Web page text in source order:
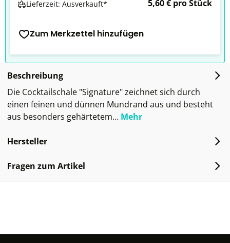
Lieferzeit: Ausverkauft*
5,60 € pro Stück
Zum Merkzettel hinzufügen
Beschreibung
Die Cocktailschale "Signature" zeichnet sich durch
einen feinen und dünnen Mundrand aus und besteht
aus besonders gehärtetem… Mehr
Hersteller
Fragen zum Artikel